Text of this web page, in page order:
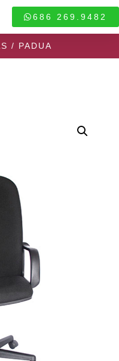
686 269.9482
/ PADUA